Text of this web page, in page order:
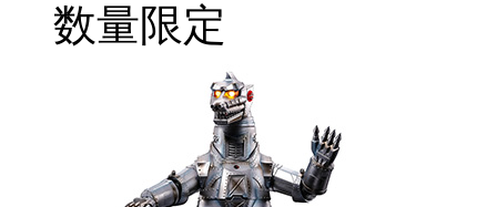
数量限定